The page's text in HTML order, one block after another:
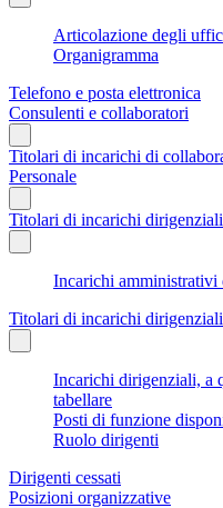
Articolazione degli
Organigramma
Telefono e posta elettronica
Consulenti e collaboratori
Titolari di incarichi di
Personale
Titolari di incarichi
Incarichi amministrativi
Titolari di incarichi
Incarichi dirigenziali, a
tabellare
Posti di funzione
Ruolo dirigenti
Dirigenti cessati
Posizioni organizzative